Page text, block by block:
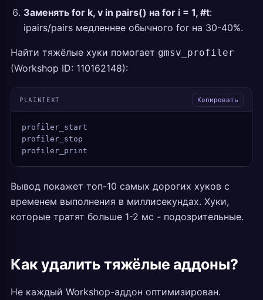
Заменять for k, v in pairs() на for i = 1, #t:
ipairs/pairs медленнее обычного for на 30-40%.
Найти тяжёлые хуки помогает gmsv_profiler
(Workshop ID: 110162148):
PLAINTEXT Копировать
profiler_start
profiler_stop
profiler_print
Вывод покажет топ-10 самых дорогих хуков с
временем выполнения в миллисекундах. Хуки,
которые тратят больше 1-2 мс - подозрительные.
Как удалить тяжёлые аддоны?
Не каждый Workshop-аддон оптимизирован.